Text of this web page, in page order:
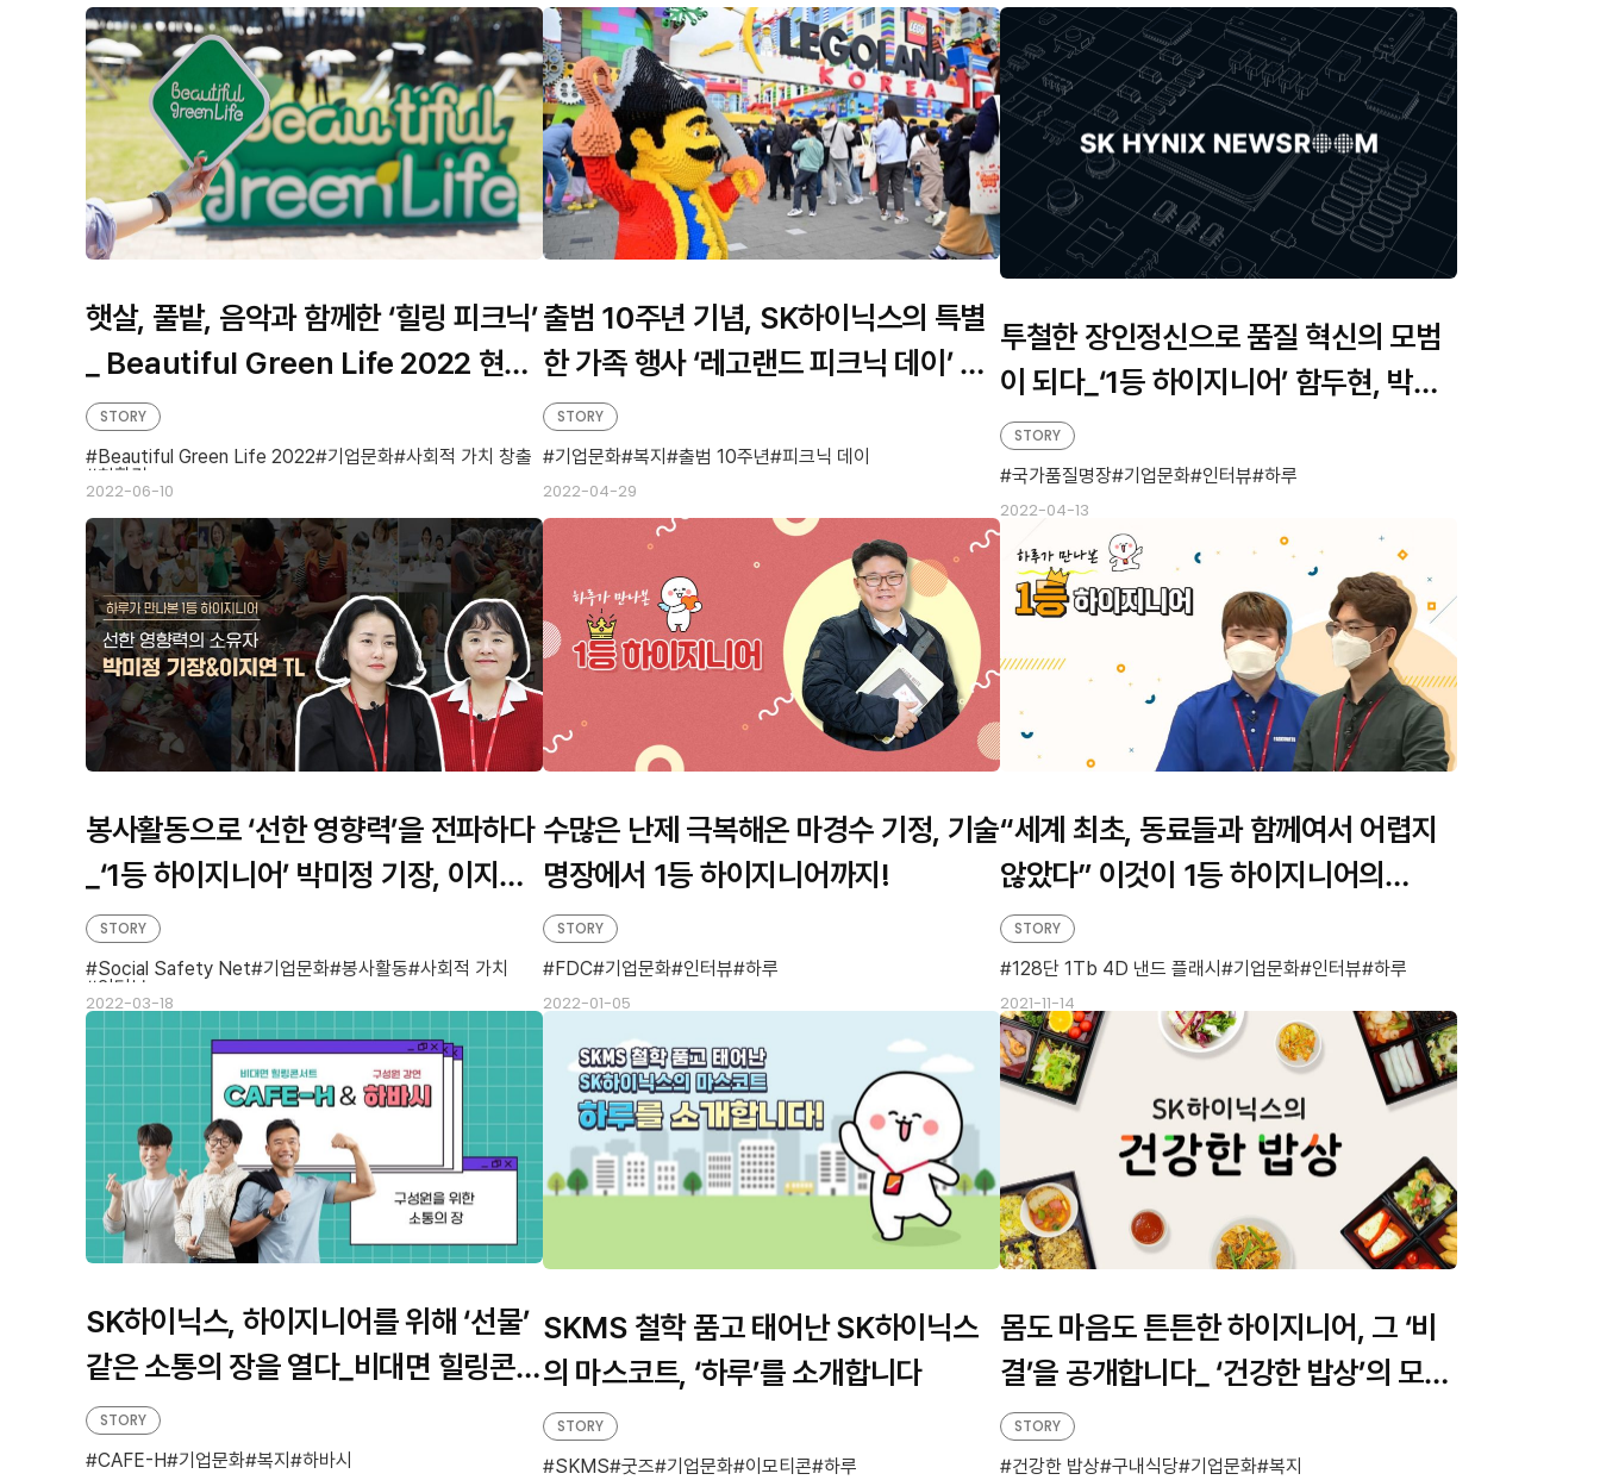
형
햇살, 풀밭, 음악과 함께한 ‘힐링 피크닉’
_ Beautiful Green Life 2022 현장
스케치
2022-06-10
STORY
Beautiful Green Life 2022 기업문화 사회적 가치 창출
친환경
출범 10주년 기념, SK하이닉스의 특별
한 가족 행사 ‘레고랜드 피크닉 데이’ 현
장을 가다
2022-04-29
STORY
기업문화 복지 출범 10주년 피크닉 데이
투철한 장인정신으로 품질 혁신의 모범
이 되다_‘1등 하이지니어’ 함두현, 박완
복 기정
2022-04-13
STORY
국가품질명장 기업문화 인터뷰 하루
봉사활동으로 ‘선한 영향력’을 전파하다
_‘1등 하이지니어’ 박미정 기장, 이지연
TL의 이야기
2022-03-18
STORY
Social Safety Net 기업문화 봉사활동 사회적 가치
인터뷰
수많은 난제 극복해온 마경수 기정, 기술
명장에서 1등 하이지니어까지!
2022-01-05
STORY
FDC 기업문화 인터뷰 하루
“세계 최초, 동료들과 함께여서 어렵지
않았다” 이것이 1등 하이지니어의
‘뽐’이다
2021-11-14
STORY
128단 1Tb 4D 낸드 플래시 기업문화 인터뷰 하루
SK하이닉스, 하이지니어를 위해 ‘선물’
같은 소통의 장을 열다_비대면 힐링콘서
트 ‘CAFE-H’와 구성원 강연 ‘하이지니
어가 바라본 시선’
STORY
CAFE-H 기업문화 복지 하바시
SKMS 철학 품고 태어난 SK하이닉스
의 마스코트, ‘하루’를 소개합니다
STORY
SKMS 굿즈 기업문화 이모티콘 하루
몸도 마음도 튼튼한 하이지니어, 그 ‘비
결’을 공개합니다_ ‘건강한 밥상’의 모든
것STORY
건강한 밥상 구내식당 기업문화 복지